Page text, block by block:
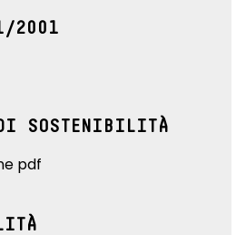
2001
SOSTENIBILITÀ
pdf